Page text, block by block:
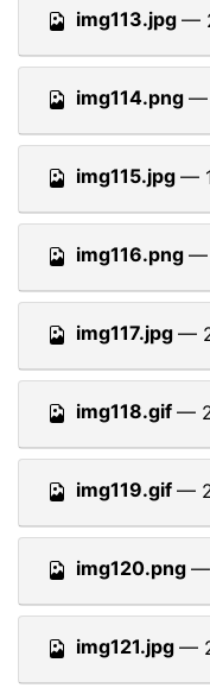
img113.jpg —
img114.png —
img115.jpg —
img116.png —
img117.jpg —
img118.gif —
img119.gif —
img120.png —
img121.jpg —